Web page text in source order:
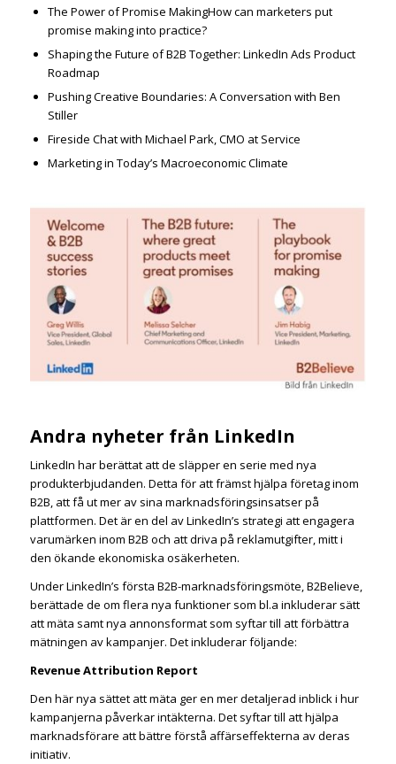
The Power of Promise MakingHow can marketers put
promise making into practice?
Shaping the Future of B2B Together: LinkedIn Ads Product
Roadmap
Pushing Creative Boundaries: A Conversation with Ben
Stiller
Fireside Chat with Michael Park, CMO at Service
Marketing in Today’s Macroeconomic Climate
Andra nyheter från LinkedIn
LinkedIn har berättat att de släpper en serie med nya
produkterbjudanden. Detta för att främst hjälpa företag inom
B2B, att få ut mer av sina marknadsföringsinsatser på
plattformen. Det är en del av LinkedIn’s strategi att engagera
varumärken inom B2B och att driva på reklamutgifter, mitt i
den ökande ekonomiska osäkerheten.
Under LinkedIn’s första B2B-marknadsföringsmöte, B2Believe,
berättade de om flera nya funktioner som bl.a inkluderar sätt
att mäta samt nya annonsformat som syftar till att förbättra
mätningen av kampanjer. Det inkluderar följande:
Revenue Attribution Report
Den här nya sättet att mäta ger en mer detaljerad inblick i hur
kampanjerna påverkar intäkterna. Det syftar till att hjälpa
marknadsförare att bättre förstå affärseffekterna av deras
initiativ.